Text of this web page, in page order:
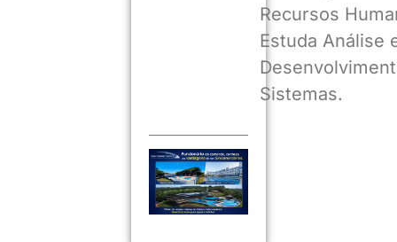
Recursos
Estuda Análise
Sistemas.